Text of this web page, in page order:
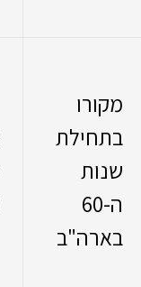
מקורו
בתחילת
שנות
ה-60
בארה"ב